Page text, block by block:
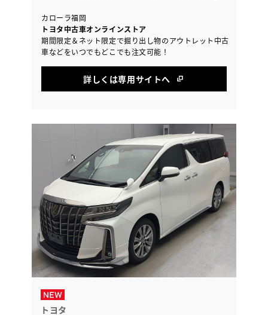
カローラ福岡
トヨタ中古車オンラインストア
期間限定＆ネット限定で掘り出し物のアウトレット中古
車などをいつでもどこでも注文可能！
詳しくは専用サイトへ
トヨタ